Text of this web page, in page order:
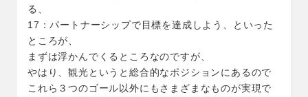
る、
17：パートナーシップで目標を達成しよう、といった
ところが、
まずは浮かんでくるところなのですが、
やはり、観光というと総合的なポジションにあるので
これら３つのゴール以外にもさまざまなものが実現で